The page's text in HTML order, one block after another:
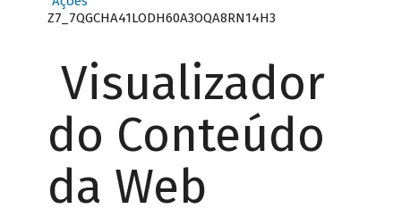
Z7_7QGCHA41LODH60A3OQA8RN14H3
Visualizador
do Conteúdo
da Web